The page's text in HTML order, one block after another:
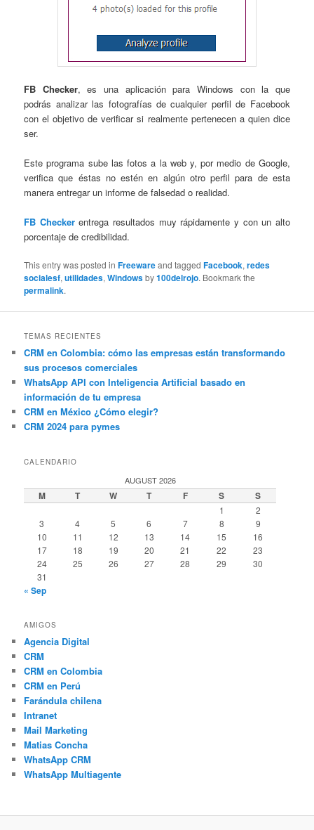
FB Checker, es una aplicación para Windows con la que
podrás analizar las fotografías de cualquier perfil de Facebook
con el objetivo de verificar si realmente pertenecen a quien dice
ser.
Este programa sube las fotos a la web y, por medio de Google,
verifica que éstas no estén en algún otro perfil para de esta
manera entregar un informe de falsedad o realidad.
FB Checkerentrega resultados muy rápidamente y con un alto
porcentaje de credibilidad.
This entry was posted inFreewareand taggedFacebook,redes
socialesf,utilidades,Windowsby100delrojo. Bookmark the
permalink.
TEMAS RECIENTES
CRM en Colombia: cómo las empresas están transformando
sus procesos comerciales
WhatsApp API con Inteligencia Artificial basado en
información de tu empresa
CRM en México ¿Cómo elegir?
CRM 2024 para pymes
CALENDARIO
AUGUST 2026
M T W T F S S
1
2
3
4 5 6 7 8
9
10
11 12 13 14 15
16
17
18 19 20 21 22
23
24
25 26 27 28 29
30
31
« Sep
AMIGOS
Agencia Digital
CRM
CRM en Colombia
CRM en Perú
Farándula chilena
Intranet
Mail Marketing
Matias Concha
WhatsApp CRM
WhatsApp Multiagente